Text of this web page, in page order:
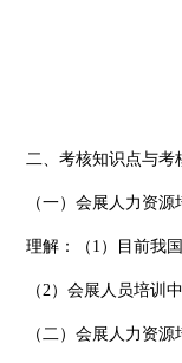
二、考核知识点与考
（一）会展人力资源培
理解：（1）目前我国
（2）会展人员培训中
（二）会展人力资源培